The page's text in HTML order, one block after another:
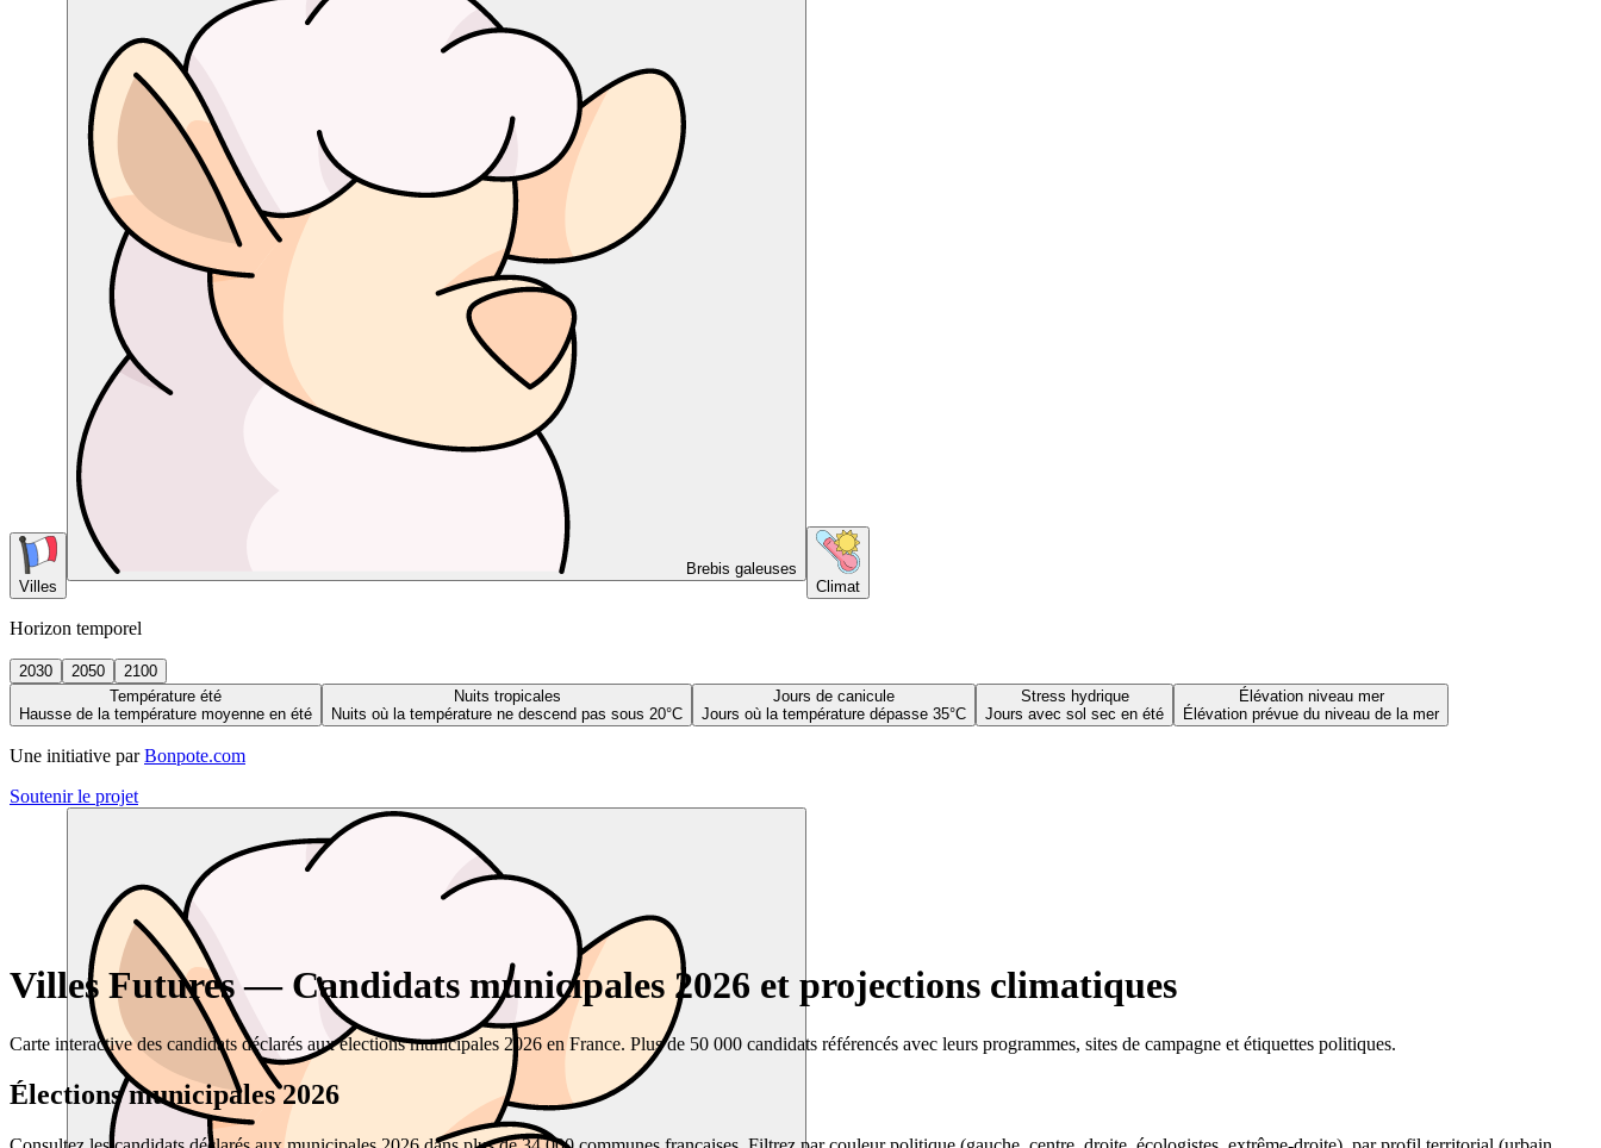
Villes
Brebis galeuses
Climat
Horizon temporel
2030 2050
2100
Température été
Hausse de la température moyenne en été
Nuits tropicales
Nuits où la température ne descend pas sous 20°C
Jours de canicule
Jours où la température dépasse 35°C
Stress hydrique
Jours avec sol sec en été
Élévation niveau mer
Élévation prévue du niveau de la mer
Une initiative par Bonpote.com
Soutenir le projet
Villes Futures — Candidats municipales 2026 et projections climatiques
Carte interactive des candidats déclarés aux élections municipales 2026 en France. Plus de 50 000 candidats référencés avec leurs programmes, sites de campagne et étiquettes politiques.
Élections municipales 2026